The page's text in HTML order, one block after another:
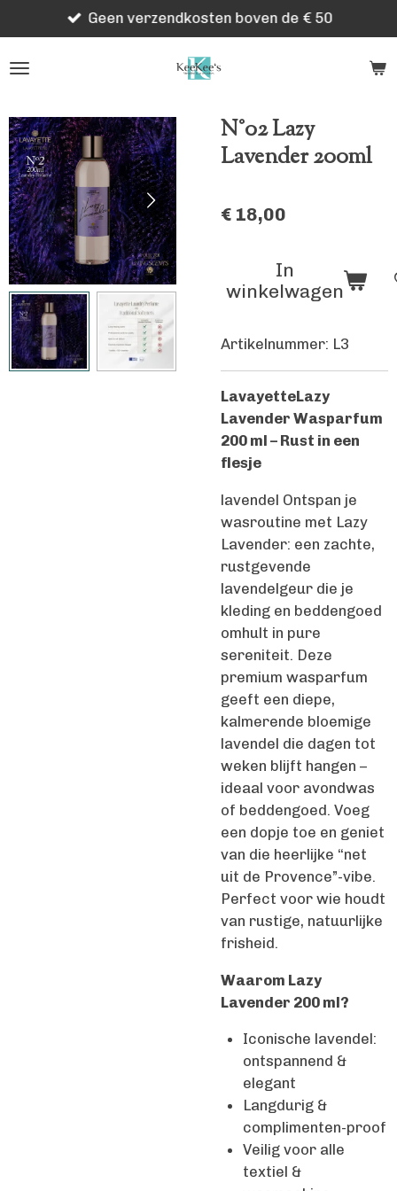
direct
naar
Geen verzendkosten boven de € 50
N°02 Lazy
Lavender 200ml
€ 18,00
In
winkelwagen
Artikelnummer: L3
LavayetteLazy
Lavender Wasparfum
200 ml – Rust in een
flesje
lavendel Ontspan je
wasroutine met Lazy
Lavender: een zachte,
rustgevende
lavendelgeur die je
kleding en beddengoed
omhult in pure
sereniteit. Deze
premium wasparfum
geeft een diepe,
kalmerende bloemige
lavendel die dagen tot
weken blijft hangen –
ideaal voor avondwas
of beddengoed. Voeg
een dopje toe en geniet
van die heerlijke “net
uit de Provence”-vibe.
Perfect voor wie houdt
van rustige, natuurlijke
frisheid.
Waarom Lazy
Lavender 200 ml?
Iconische lavendel:
ontspannend &
elegant
Langdurig &
complimenten-proof
Veilig voor alle
textiel &